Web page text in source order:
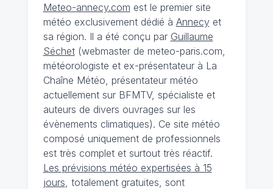
Meteo-annecy.com est le premier site
météo exclusivement dédié à Annecyet
sa région. Il a été conçu par Guillaume
Séchet(webmaster de meteo-paris.com,
météorologiste et ex-présentateur à La
Chaîne Météo, présentateur météo
actuellement sur BFMTV, spécialiste et
auteurs de divers ouvrages sur les
évènements climatiques). Ce site météo
composé uniquement de professionnels
est très complet et surtout très réactif.
Les prévisions météo expertisées à 15
jours , totalement gratuites, sont